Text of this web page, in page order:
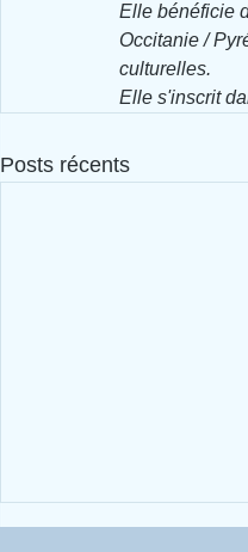
Elle bénéficie
Occitanie /
culturelles.
Elle s'inscrit
Posts récents